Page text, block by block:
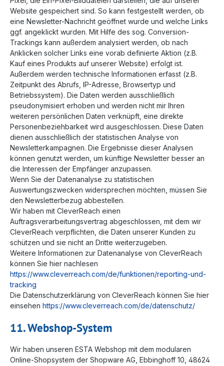
Website gespeichert sind. So kann festgestellt werden, ob
eine Newsletter-Nachricht geöffnet wurde und welche Links
ggf. angeklickt wurden. Mit Hilfe des sog. Conversion-
Trackings kann außerdem analysiert werden, ob nach
Anklicken solcher Links eine vorab definierte Aktion (z.B.
Kauf eines Produkts auf unserer Website) erfolgt ist.
Außerdem werden technische Informationen erfasst (z.B.
Zeitpunkt des Abrufs, IP-Adresse, Browsertyp und
Betriebssystem). Die Daten werden ausschließlich
pseudonymisiert erhoben und werden nicht mir Ihren
weiteren persönlichen Daten verknüpft, eine direkte
Personenbeziehbarkeit wird ausgeschlossen. Diese Daten
dienen ausschließlich der statistischen Analyse von
Newsletterkampagnen. Die Ergebnisse dieser Analysen
können genutzt werden, um künftige Newsletter besser an
die Interessen der Empfänger anzupassen.
Wenn Sie der Datenanalyse zu statistischen
Auswertungszwecken widersprechen möchten, müssen Sie
den Newsletterbezug abbestellen.
Wir haben mit CleverReach einen
Auftragsverarbeitungsvertrag abgeschlossen, mit dem wir
CleverReach verpflichten, die Daten unserer Kunden zu
schützen und sie nicht an Dritte weiterzugeben.
Weitere Informationen zur Datenanalyse von CleverReach
können Sie hier nachlesen
https://www.cleverreach.com/de/funktionen/reporting-und-
tracking
Die Datenschutzerklärung von CleverReach können Sie hier
einsehen https://www.cleverreach.com/de/datenschutz/
11. Webshop-System
Wir haben unseren ESTA Webshop mit dem modularen
Online-Shopsystem der Shopware AG, Ebbinghoff 10, 48624